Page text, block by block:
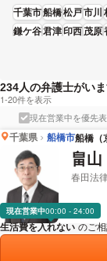
千葉市船橋松戸市川
鎌ケ谷君津印西茂原
234人の弁護士がい
1-20件を表示
現在営業中を優先
千葉県 船橋市船橋（
畠
春田法
現在営業中00:00 - 24:00
生活費を入れない のご